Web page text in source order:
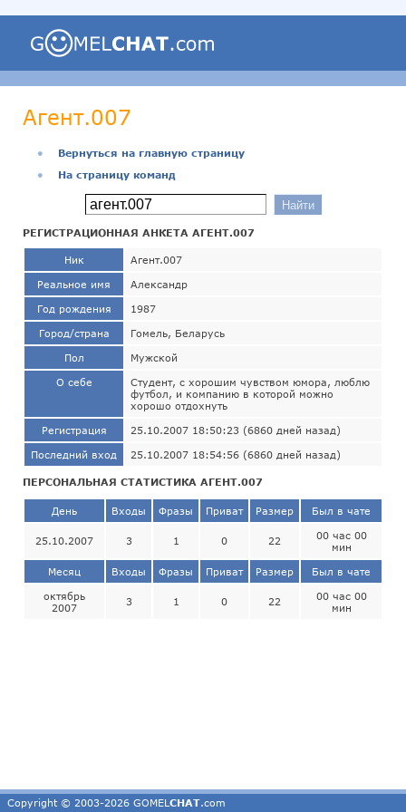
Агент.007
●
Вернуться на главную страницу
●
На страницу команд
РЕГИСТРАЦИОННАЯ АНКЕТА АГЕНТ.007
Ник Агент.007
Реальное имя Александр
Год рождения 1987
Город/страна Гомель, Беларусь
Пол Мужской
О себе
Студент, с хорошим чувством юмора, люблю
футбол, и компанию в которой можно
хорошо отдохнуть
Регистрация 25.10.2007 18:50:23 (6860 дней назад)
Последний вход 25.10.2007 18:54:56 (6860 дней назад)
ПЕРСОНАЛЬНАЯ СТАТИСТИКА АГЕНТ.007
День Входы Фразы Приват Размер Был в чате
25.10.2007 3 1 0 22
00 час 00
мин
Месяц Входы Фразы Приват Размер Был в чате
октябрь
2007
3 1 0 22
00 час 00
мин
Copyright © 2003-2026 GOMEL CHAT.com